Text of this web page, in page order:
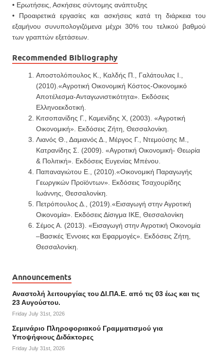
• Ερωτήσεις, Ασκήσεις σύντομης ανάπτυξης
• Προαιρετικά εργασίες και ασκήσεις κατά τη διάρκεια του
εξαμήνου συνυπολογιζόμενα μέχρι 30% του τελικού βαθμού
των γραπτών εξετάσεων.
Recommended Bibliography
Αποστολόπουλος Κ., Καλδής Π., Γαλάτουλας Ι.,
(2010).«Αγροτική Οικονομική Κόστος-Οικονομικό
Αποτέλεσμα-Ανταγωνιστικότητα». Εκδόσεις
Ελληνοεκδοτική.
Κιτσοπανίδης Γ., Καμενίδης Χ, (2003). «Αγροτική
Οικονομική». Εκδόσεις Ζήτη, Θεσσαλονίκη.
Λιανός Θ., Δαμιανός Δ., Μέργος Γ., Ντεμούσης Μ.,
Κατρανίδης Σ. (2009). «Αγροτική Οικονομική- Θεωρία
& Πολιτική». Εκδόσεις Ευγενίας Μπένου.
Παπαναγιώτου Ε., (2010).«Οικονομική Παραγωγής
Γεωργικών Προϊόντων». Εκδόσεις Τσαχουρίδης
Ιωάννης, Θεσσαλονίκη.
Πετρόπουλος Δ., (2019).«Εισαγωγή στην Αγροτική
Οικονομία». Εκδόσεις Δίσιγμα ΙΚΕ, Θεσσαλονίκη
Σέμος Α. (2013). «Εισαγωγή στην Αγροτική Οικονομία
–Βασικές Έννοιες και Εφαρμογές». Εκδόσεις Ζήτη,
Θεσσαλονίκη.
Announcements
Αναστολή λειτουργίας του ΔΙ.ΠΑ.Ε. από τις 03 έως και τις
23 Αυγούστου.
Friday July 31st, 2026
Σεμινάριο Πληροφοριακού Γραμματισμού για
Υποψήφιους Διδάκτορες
Friday July 31st, 2026